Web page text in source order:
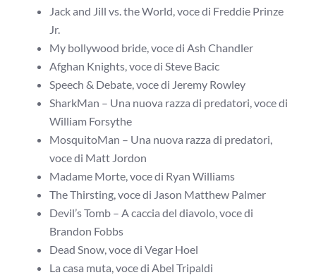
Jack and Jill vs. the World, voce di Freddie Prinze
Jr.
My bollywood bride, voce di Ash Chandler
Afghan Knights, voce di Steve Bacic
Speech & Debate, voce di Jeremy Rowley
SharkMan – Una nuova razza di predatori, voce di
William Forsythe
MosquitoMan – Una nuova razza di predatori,
voce di Matt Jordon
Madame Morte, voce di Ryan Williams
The Thirsting, voce di Jason Matthew Palmer
Devil’s Tomb – A caccia del diavolo, voce di
Brandon Fobbs
Dead Snow, voce di Vegar Hoel
La casa muta, voce di Abel Tripaldi